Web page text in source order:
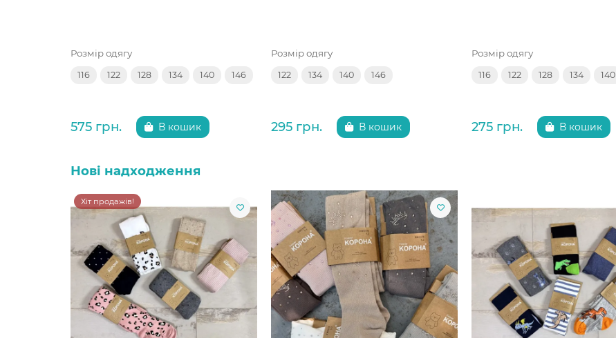
Розмір одягу
116 122 128 134 140 146
575 грн. В кошик
Розмір одягу
122 134 140 146
295 грн. В кошик
Розмір одягу
116 122 128 134 140
275 грн. В кошик
Нові надходження
Хіт продажів!